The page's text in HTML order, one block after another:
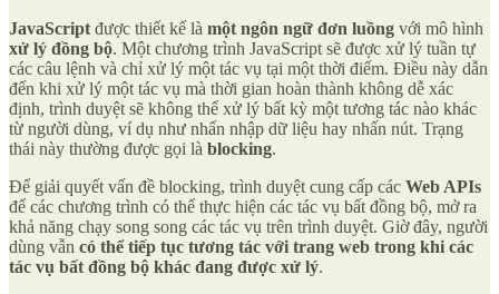
JavaScript được thiết kế là một ngôn ngữ đơn luồng với mô hình
xử lý đồng bộ. Một chương trình JavaScript sẽ được xử lý tuần tự
các câu lệnh và chỉ xử lý một tác vụ tại một thời điểm. Điều này dẫn
đến khi xử lý một tác vụ mà thời gian hoàn thành không dễ xác
định, trình duyệt sẽ không thể xử lý bất kỳ một tương tác nào khác
từ người dùng, ví dụ như nhấn nhập dữ liệu hay nhấn nút. Trạng
thái này thường được gọi là blocking.
Để giải quyết vấn đề blocking, trình duyệt cung cấp các Web APIs
để các chương trình có thể thực hiện các tác vụ bất đồng bộ, mở ra
khả năng chạy song song các tác vụ trên trình duyệt. Giờ đây, người
dùng vẫn có thể tiếp tục tương tác với trang web trong khi các
tác vụ bất đồng bộ khác đang được xử lý.